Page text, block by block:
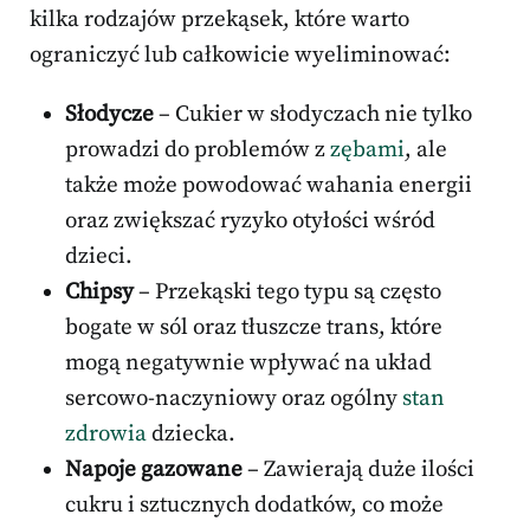
kilka rodzajów przekąsek, które warto
ograniczyć lub całkowicie wyeliminować:
Słodycze– Cukier w słodyczach nie tylko
prowadzi do problemów zzębami, ale
także może powodować wahania energii
oraz zwiększać ryzyko otyłości wśród
dzieci.
Chipsy– Przekąski tego typu są często
bogate w sól oraz tłuszcze trans, które
mogą negatywnie wpływać na układ
sercowo-naczyniowy oraz ogólny stan
zdrowiadziecka.
Napoje gazowane– Zawierają duże ilości
cukru i sztucznych dodatków, co może